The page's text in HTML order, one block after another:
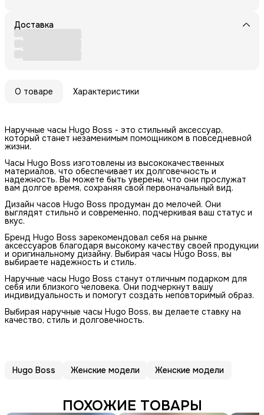
Доставка
О товаре Характеристики
Наручные часы Hugo Boss - это стильный аксессуар,
который станет незаменимым помощником в повседневной
жизни.
Часы Hugo Boss изготовлены из высококачественных
материалов, что обеспечивает их долговечность и
надежность. Вы можете быть уверены, что они прослужат
вам долгое время, сохраняя свой первоначальный вид.
Дизайн часов Hugo Boss продуман до мелочей. Они
выглядят стильно и современно, подчеркивая ваш статус и
вкус.
Бренд Hugo Boss зарекомендовал себя на рынке
аксессуаров благодаря высокому качеству своей продукции
и оригинальному дизайну. Выбирая часы Hugo Boss, вы
выбираете надежность и стиль.
Наручные часы Hugo Boss станут отличным подарком для
себя или близкого человека. Они подчеркнут вашу
индивидуальность и помогут создать неповторимый образ.
Выбирая наручные часы Hugo Boss, вы делаете ставку на
качество, стиль и долговечность.
Hugo Boss Женские модели Женские модели
ПОХОЖИЕ ТОВАРЫ